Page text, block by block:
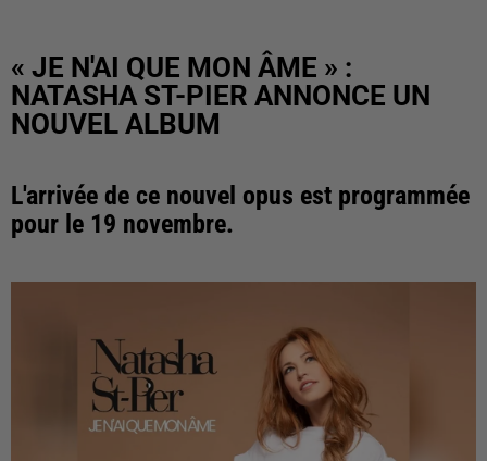
« JE N'AI QUE MON ÂME » :
NATASHA ST-PIER ANNONCE UN
NOUVEL ALBUM
L'arrivée de ce nouvel opus est programmée
pour le 19 novembre.